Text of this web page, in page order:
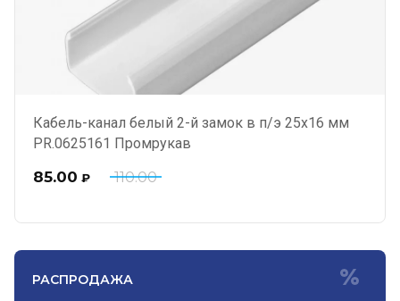
Кабель-канал белый 2-й замок в п/э 25х16 мм
PR.0625161 Промрукав
110.00
85.00 ₽
РАСПРОДАЖА